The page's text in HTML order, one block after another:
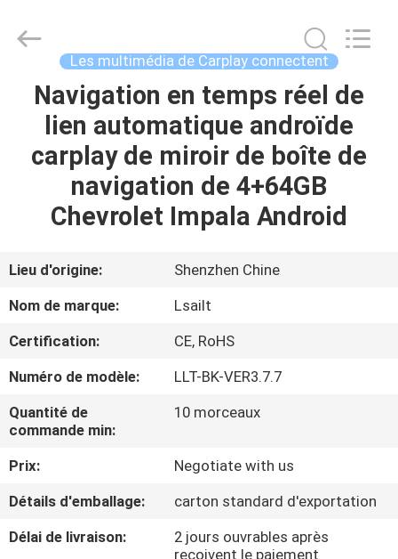
MAISON
PRODUITS
VIDÉOS
AU
SUJET
NOUS
VISITE
D'USINE
CONTRÔLE
DE
Automobile
Electron
Reserved.
Les multimédia de Carplay connectent
Navigation en temps réel de
lien automatique androïde
carplay de miroir de boîte de
navigation de 4+64GB
Chevrolet Impala Android
Lieu d'origine:
Shenzhen Chine
Nom de marque:
Lsailt
Certification:
CE, RoHS
Numéro de modèle:
LLT-BK-VER3.7.7
Quantité de
commande min:
10 morceaux
Prix:
Negotiate with us
Détails d'emballage:
carton standard d'exportation
Délai de livraison:
2 jours ouvrables après
reçoivent le paiement